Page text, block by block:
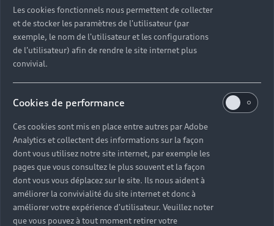
Les cookies fonctionnels nous permettent de collecter
et de stocker les paramètres de l'utilisateur (par
exemple, le nom de l'utilisateur et les configurations
de l'utilisateur) afin de rendre le site internet plus
convivial.
Cookies de performance
Ces cookies sont mis en place entre autres par Adobe
Analytics et collectent des informations sur la façon
dont vous utilisez notre site internet, par exemple les
pages que vous consultez le plus souvent et la façon
dont vous vous déplacez sur le site. Ils nous aident à
améliorer la convivialité du site internet et donc à
améliorer votre expérience d'utilisateur. Veuillez noter
que vous pouvez à tout moment retirer votre
Suivez ces étapes pour accéder à notre catalogue de
prestations adapté à votre Audi, prendre rendez-vous
et payer en toute simplicité.
Se munir de son numéro d’immatriculation
Sélectionner le Partenaire proche de chez soi
Ajouter les prestations au panier selon ses
besoins
Prendre rendez-vous en ligne au créneau de son
choix
Payer en ligne rapidement et de manière
sécurisée